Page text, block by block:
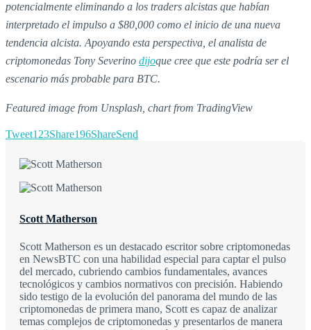
potencialmente eliminando a los traders alcistas que habían
interpretado el impulso a $80,000 como el inicio de una nueva
tendencia alcista. Apoyando esta perspectiva, el analista de
criptomonedas Tony Severino dijoque cree que este podría ser el
escenario más probable para BTC.
Featured image from Unsplash, chart from TradingView
Tweet123Share196ShareSend
Scott Matherson
Scott Matherson es un destacado escritor sobre criptomonedas
en NewsBTC con una habilidad especial para captar el pulso
del mercado, cubriendo cambios fundamentales, avances
tecnológicos y cambios normativos con precisión. Habiendo
sido testigo de la evolución del panorama del mundo de las
criptomonedas de primera mano, Scott es capaz de analizar
temas complejos de criptomonedas y presentarlos de manera